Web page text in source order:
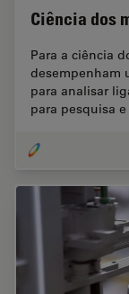
Ciência dos
Para a ciência
desempenham
para analisar
para pesquisa